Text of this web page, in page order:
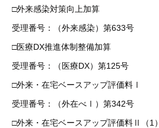
□外来感染対策向上加算
受理番号：（外来感染）第633号
□医療DX推進体制整備加算
受理番号：（医療DX）第125号
□外来・在宅ベースアップ評価料Ⅰ
受理番号：（外在べⅠ）第342号
□外来・在宅ベースアップ評価料Ⅱ（1）